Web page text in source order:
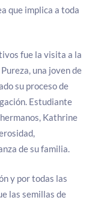
que implica a toda
fue la visita a la
una joven de
su proceso de
Estudiante
Kathrine
de su familia.
y por todas las
las semillas de